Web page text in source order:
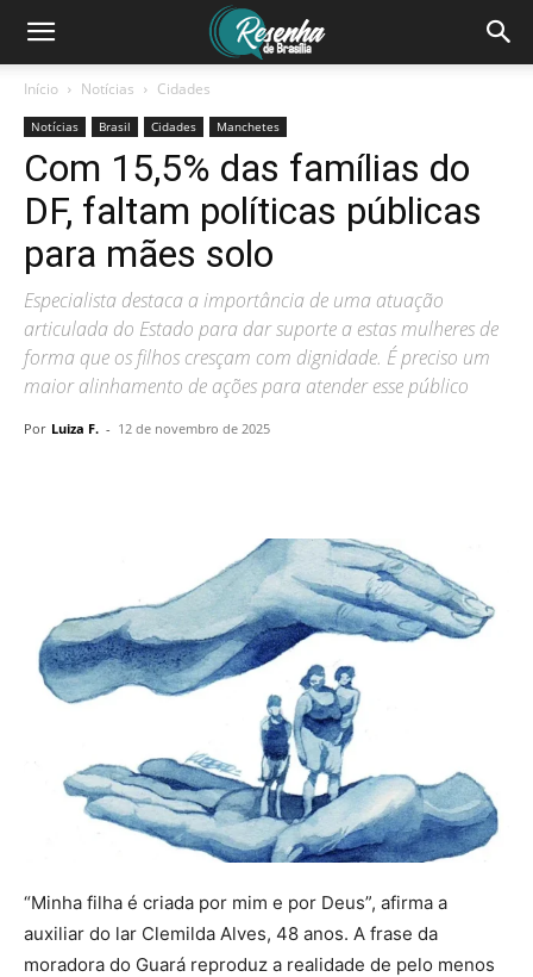
Início Notícias Cidades
Notícias Brasil Cidades Manchetes
Com 15,5% das famílias do
DF, faltam políticas públicas
para mães solo
Especialista destaca a importância de uma atuação
articulada do Estado para dar suporte a estas mulheres de
forma que os filhos cresçam com dignidade. É preciso um
maior alinhamento de ações para atender esse público
Por Luiza F. - 12 de novembro de 2025
“Minha filha é criada por mim e por Deus”, afirma a
auxiliar do lar Clemilda Alves, 48 anos. A frase da
moradora do Guará reproduz a realidade de pelo menos